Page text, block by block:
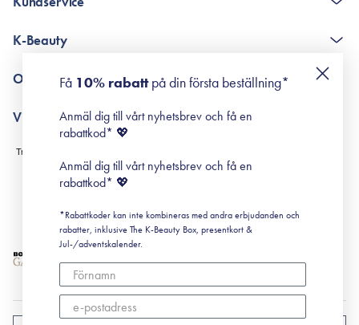
Poängshop - frågor och svar
K-Beauty
Retinol för nybörjare
Om Surisuri
Black Friday
Villkor
Leverans & Retur
Köpvillkor
Prenumerationsvillkor
Cookiepolicy
Få 10% rabattpå din första beställning*
Anmäl dig till vårt nyhetsbrev och få en
rabattkod* 💖
Anmäl dig till vårt nyhetsbrev och få en
rabattkod* 💖
*Rabattkoder kan inte kombineras med andra erbjudanden och
rabatter, inklusive The K-Beauty Box, presentkort &
Jul-/adventskalender.